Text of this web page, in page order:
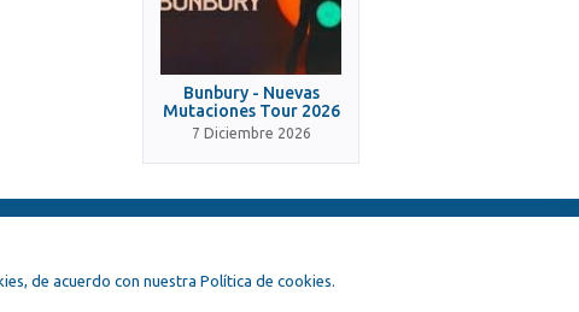
Bunbury - Nuevas
Mutaciones Tour 2026
7 Diciembre 2026
de acuerdo con nuestra Política de cookies.